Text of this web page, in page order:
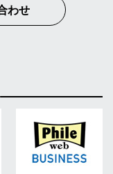
わせ